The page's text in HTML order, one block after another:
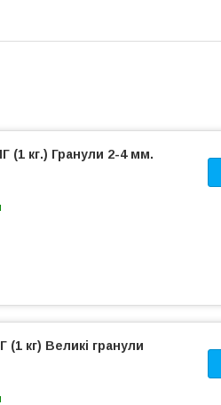
(1 кг.) Гранули 2-4 мм.
(1 кг) Великі гранули